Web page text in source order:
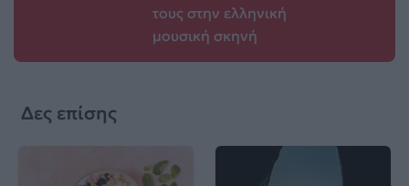
τους στην ελληνική
μουσική σκηνή
Δες επίσης